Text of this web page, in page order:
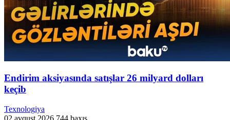
Endirim aksiyasında satışlar 26 milyard dolları
keçib
Texnologiya
02 avqust 2026 744 baxış